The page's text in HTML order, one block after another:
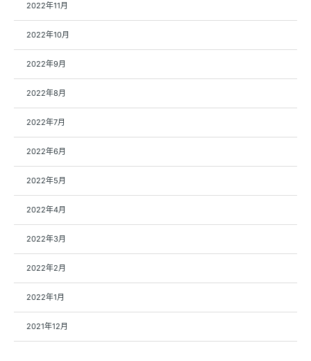
2022年11月
2022年10月
2022年9月
2022年8月
2022年7月
2022年6月
2022年5月
2022年4月
2022年3月
2022年2月
2022年1月
2021年12月